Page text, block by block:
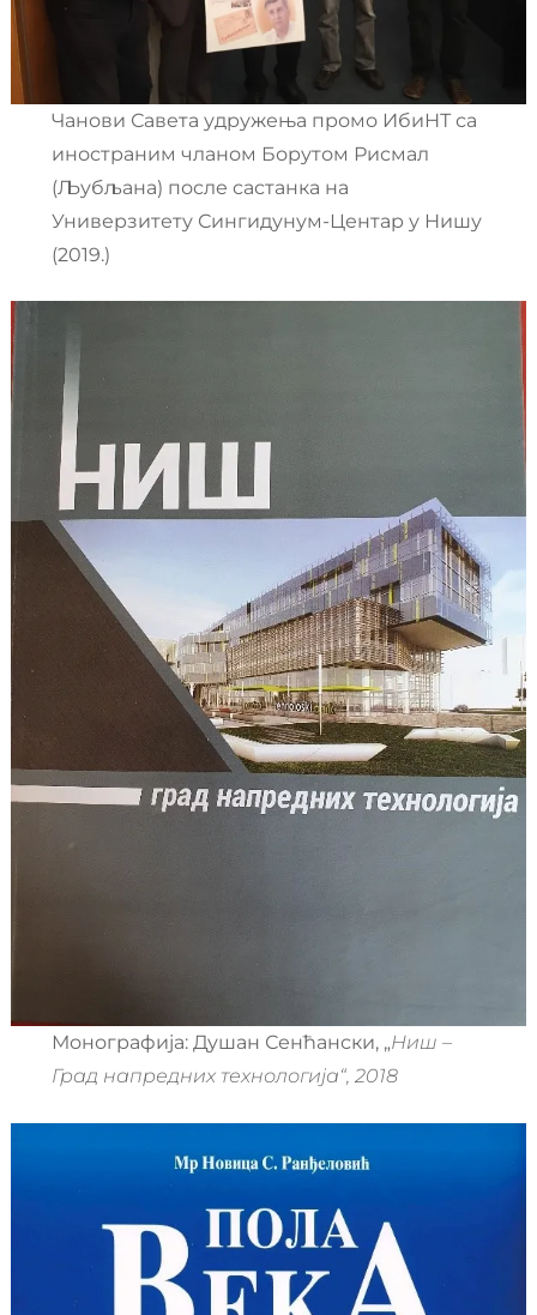
Чанови Савета удружења промо ИбиНТ са
иностраним чланом Борутом Рисмал
(Љубљана) после састанка на
Универзитету Сингидунум-Центар у Нишу
(2019.)
Монографија: Душан Сенћански, „Ниш –
Град напредних технологија“, 2018